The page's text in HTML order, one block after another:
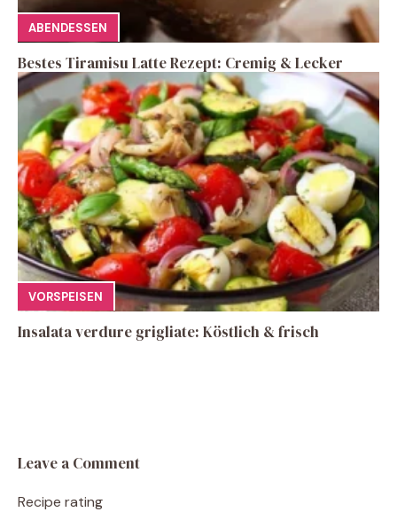
ABENDESSEN
Bestes Tiramisu Latte Rezept: Cremig & Lecker
VORSPEISEN
Insalata verdure grigliate: Köstlich & frisch
Leave a Comment
Recipe rating